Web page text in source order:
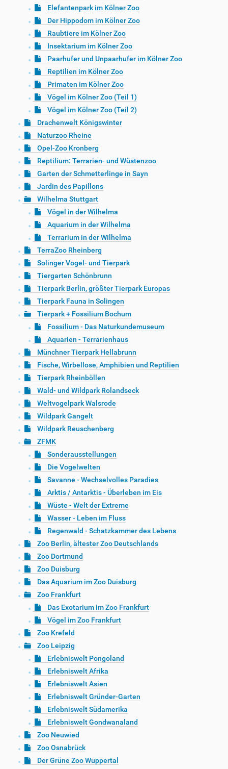
Elefantenpark im Kölner Zoo
Der Hippodom im Kölner Zoo
Raubtiere im Kölner Zoo
Insektarium im Kölner Zoo
Paarhufer und Unpaarhufer im Kölner Zoo
Reptilien im Kölner Zoo
Primaten im Kölner Zoo
Vögel im Kölner Zoo (Teil 1)
Vögel im Kölner Zoo (Teil 2)
Drachenwelt Königswinter
Naturzoo Rheine
Opel-Zoo Kronberg
Reptilium: Terrarien- und Wüstenzoo
Garten der Schmetterlinge in Sayn
Jardin des Papillons
Wilhelma Stuttgart
Vögel in der Wilhelma
Aquarium in der Wilhelma
Terrarium in der Wilhelma
TerraZoo Rheinberg
Solinger Vogel- und Tierpark
Tiergarten Schönbrunn
Tierpark Berlin, größter Tierpark Europas
Tierpark Fauna in Solingen
Tierpark + Fossilium Bochum
Fossilium - Das Naturkundemuseum
Aquarien - Terrarienhaus
Münchner Tierpark Hellabrunn
Fische, Wirbellose, Amphibien und Reptilien
Tierpark Rheinböllen
Wald- und Wildpark Rolandseck
Weltvogelpark Walsrode
Wildpark Gangelt
Wildpark Reuschenberg
ZFMK
Sonderausstellungen
Die Vogelwelten
Savanne - Wechselvolles Paradies
Arktis / Antarktis - Überleben im Eis
Wüste - Welt der Extreme
Wasser - Leben im Fluss
Regenwald - Schatzkammer des Lebens
Zoo Berlin, ältester Zoo Deutschlands
Zoo Dortmund
Zoo Duisburg
Das Aquarium im Zoo Duisburg
Zoo Frankfurt
Das Exotarium im Zoo Frankfurt
Vögel im Zoo Frankfurt
Zoo Krefeld
Zoo Leipzig
Erlebniswelt Pongoland
Erlebniswelt Afrika
Erlebniswelt Asien
Erlebniswelt Gründer-Garten
Erlebniswelt Südamerika
Erlebniswelt Gondwanaland
Zoo Neuwied
Zoo Osnabrück
Der Grüne Zoo Wuppertal